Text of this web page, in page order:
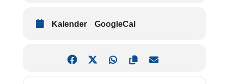
Kalender GoogleCal